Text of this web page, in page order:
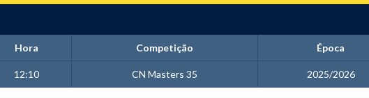
Hora Competição Época
12:10 CN Masters 35 2025/2026